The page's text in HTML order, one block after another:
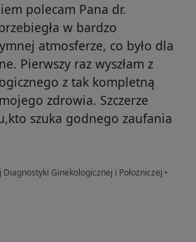
polecam Pana dr.
w bardzo
atmosferze, co było dla
Pierwszy raz wyszłam z
z tak kompletną
zdrowia. Szczerze
szuka godnego zaufania
Ginekologicznej i Położniczej •